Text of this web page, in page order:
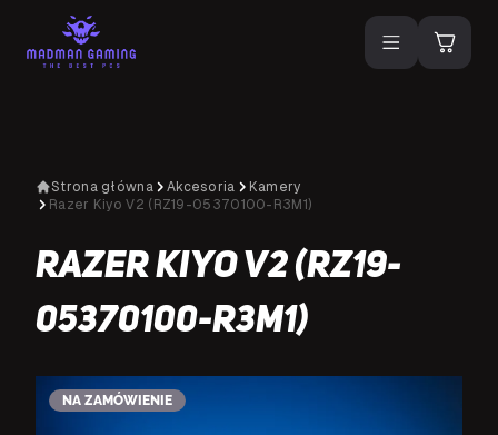
Strona główna Akcesoria
Kamery
Razer Kiyo V2 (RZ19-05370100-R3M1)
Razer Kiyo V2 (RZ19-
05370100-R3M1)
NA ZAMÓWIENIE